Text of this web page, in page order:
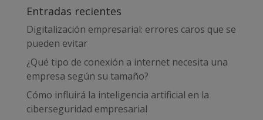
Entradas recientes
Digitalización empresarial: errores caros que se
pueden evitar
¿Qué tipo de conexión a internet necesita una
empresa según su tamaño?
Cómo influirá la inteligencia artificial en la
ciberseguridad empresarial